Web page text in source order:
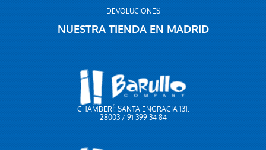
DEVOLUCIONES
NUESTRA TIENDA EN MADRID
CHAMBERÍ: SANTA ENGRACIA 131.
28003 / 91 399 34 84